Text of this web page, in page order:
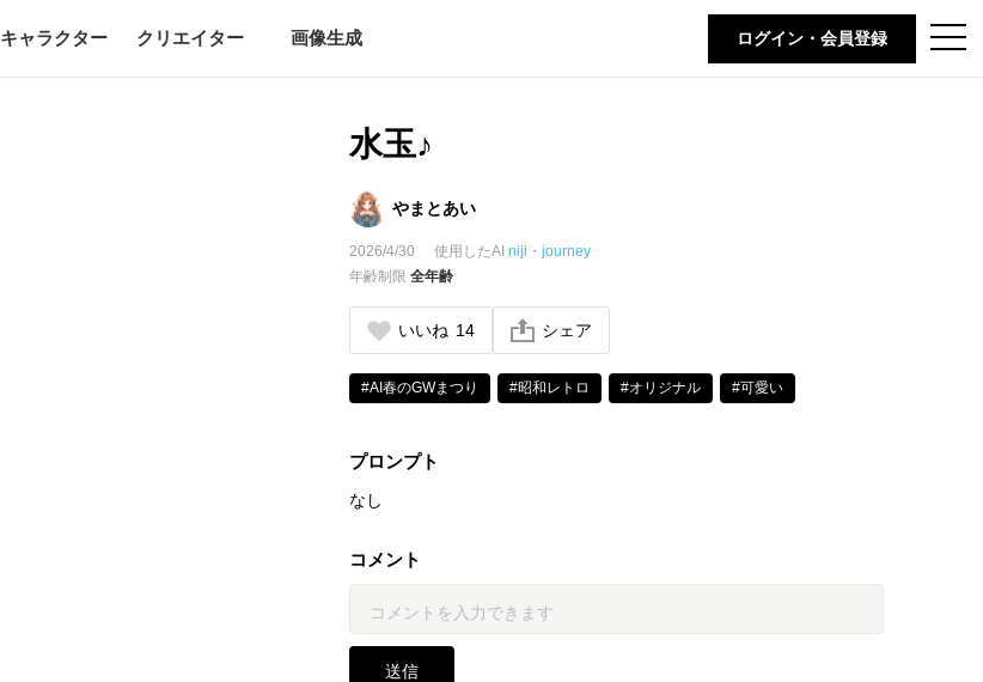
t
o
キャラクター クリエイター 画像生成 ログイン・会員登録
水玉♪
やまとあい
2026/4/30 使用したAI niji・journey
年齢制限 全年齢
いいね 14 シェア
#AI春のGWまつり #昭和レトロ #オリジナル #可愛い
プロンプト
なし
コメント
送信